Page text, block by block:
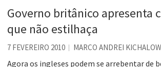
Esse tal de Rock Gaúcho
Os causos de Jorge Luis Borges
Voto obrigatório é correto?
Governo britânico apresenta
que não estilhaça
7 FEVEREIRO 2010 MARCO ANDREI
Agora os ingleses podem se arrebentar de